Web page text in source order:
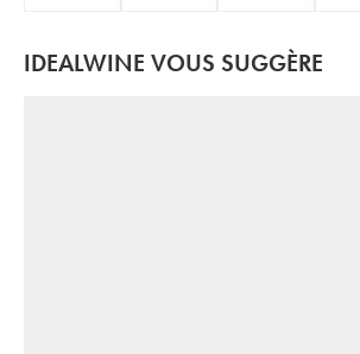
IDEALWINE VOUS SUGGÈRE